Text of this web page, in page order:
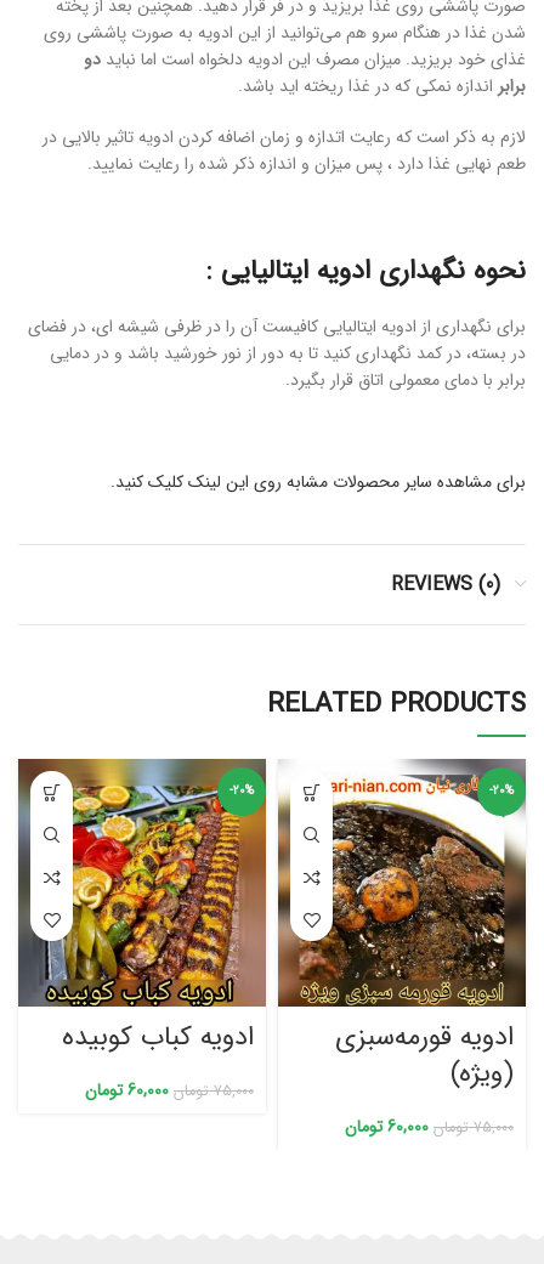
صورت پاششی روی غذا بریزید و در فر قرار دهید. همچنین بعد از پخته
شدن غذا در هنگام سرو هم می‌توانید از این ادویه به صورت پاششی روی
غذای خود بریزید. میزان مصرف این ادویه دلخواه است اما نباید دو
برابر اندازه نمکی که در غذا ریخته اید باشد.
لازم به ذکر است که رعایت اتدازه و زمان اضافه کردن ادویه تاثیر بالایی در
طعم نهایی غذا دارد ، پس میزان و اندازه ذکر شده را رعایت نمایید.
نحوه نگهداری ادویه ایتالیایی :
برای نگهداری از ادویه ایتالیایی کافیست آن را در ظرفی شیشه ای، در فضای
در بسته، در کمد نگهداری کنید تا به دور از نور خورشید باشد و در دمایی
برابر با دمای معمولی اتاق قرار بگیرد.
برای مشاهده سایر محصولات مشابه روی این لینک کلیک کنید.
REVIEWS (0)
RELATED PRODUCTS
-20%
ادویه قورمه‌سبزی
(ویژه)
75,000 تومان 60,000تومان
-20%
ادویه کباب کوبیده
75,000 تومان 60,000تومان